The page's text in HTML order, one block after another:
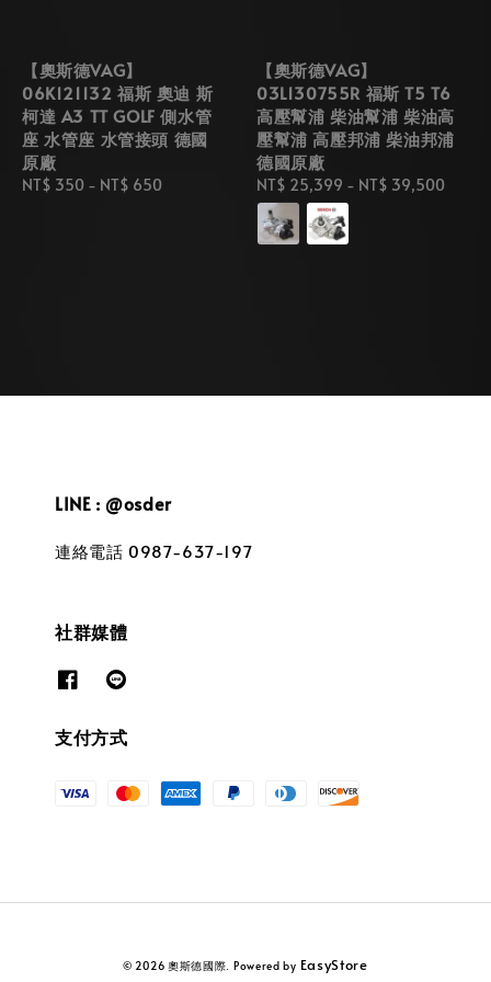
【奧斯德VAG】
06K121132 福斯 奧迪 斯
柯達 A3 TT GOLF 側水管
座 水管座 水管接頭 德國
原廠
Regular
NT$ 350 - NT$ 650
【奧斯德VAG】
03L130755R 福斯 T5 T6
高壓幫浦 柴油幫浦 柴油高
壓幫浦 高壓邦浦 柴油邦浦
德國原廠
Regular
price
NT$ 25,399 - NT$ 39,500
LINE : @osder
連絡電話 0987-637-197
社群媒體
支付方式
© 2026 奧斯德國際. Powered by EasyStore